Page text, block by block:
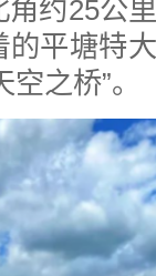
约25公里
平塘特
之桥”。